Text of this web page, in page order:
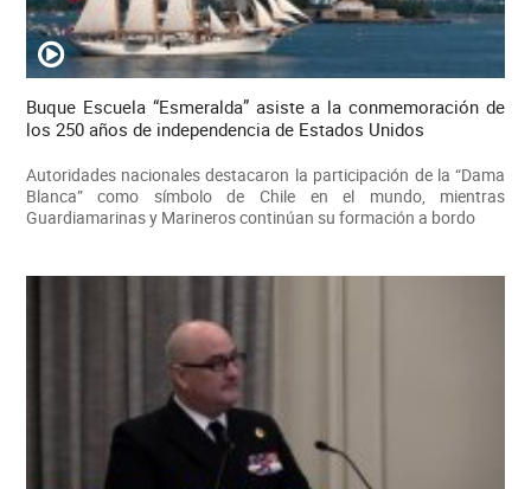
Buque Escuela “Esmeralda” asiste a la conmemoración de
los 250 años de independencia de Estados Unidos
Autoridades nacionales destacaron la participación de la “Dama
Blanca” como símbolo de Chile en el mundo, mientras
Guardiamarinas y Marineros continúan su formación a bordo